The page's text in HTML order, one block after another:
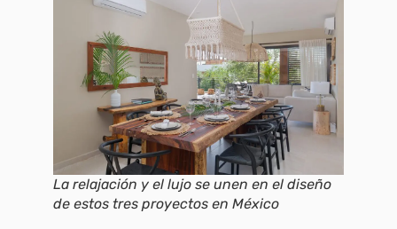
La relajación y el lujo se unen en el diseño
de estos tres proyectos en México